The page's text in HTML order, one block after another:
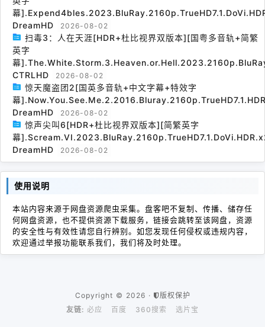
幕
DreamHD
2026-08-02
扫毒3：人在天涯[HDR+杜比视界双版本][国粤多音轨+简繁
英字
幕
CTRLHD
2026-08-02
惊天魔盗团2[国英多音轨+中文字幕+特效字
幕
DreamHD
2026-08-02
惊声尖叫6[HDR+杜比视界双版本][简繁英字
幕
DreamHD
2026-08-02
使用说明
本站内容来源于网盘资源爬虫采集。盘客吧不复制、传播、储存任
何网盘资源，也不提供资源下载服务，链接会跳转至该网盘，资源
的安全性与有效性请您自行辨别。如您发现任何侵权或违规内容，
欢迎通过举报功能联系我们，我们将及时处理。
Copyright © 2026 ·
版权保护
友链: 必应 百度 360搜索 选片宝